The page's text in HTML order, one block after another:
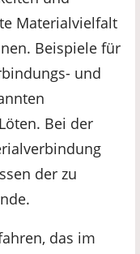
Materialvielfalt
Beispiele für
und
Bei der
der zu
das im